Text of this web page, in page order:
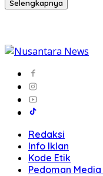
Selengkapnya
Redaksi
Info Iklan
Kode Etik
Pedoman